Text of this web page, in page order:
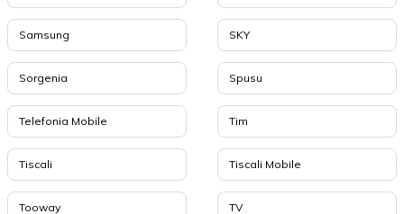
Samsung SKY
Sorgenia Spusu
Telefonia Mobile Tim
Tiscali Tiscali Mobile
Tooway TV